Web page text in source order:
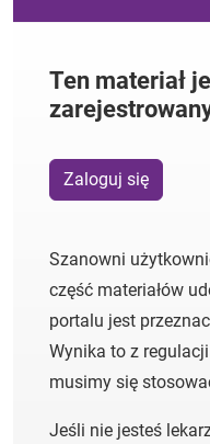
Ten materiał
Zaloguj się
Szanowni
część materiałów
portalu jest
Wynika to z
musimy się
Jeśli nie jesteś